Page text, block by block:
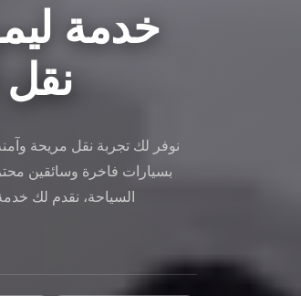
خدمة
نقل
نوفر لك تجربة نقل مريحة
بسيارات فاخرة وسائقين
السياحة، نقدم لك